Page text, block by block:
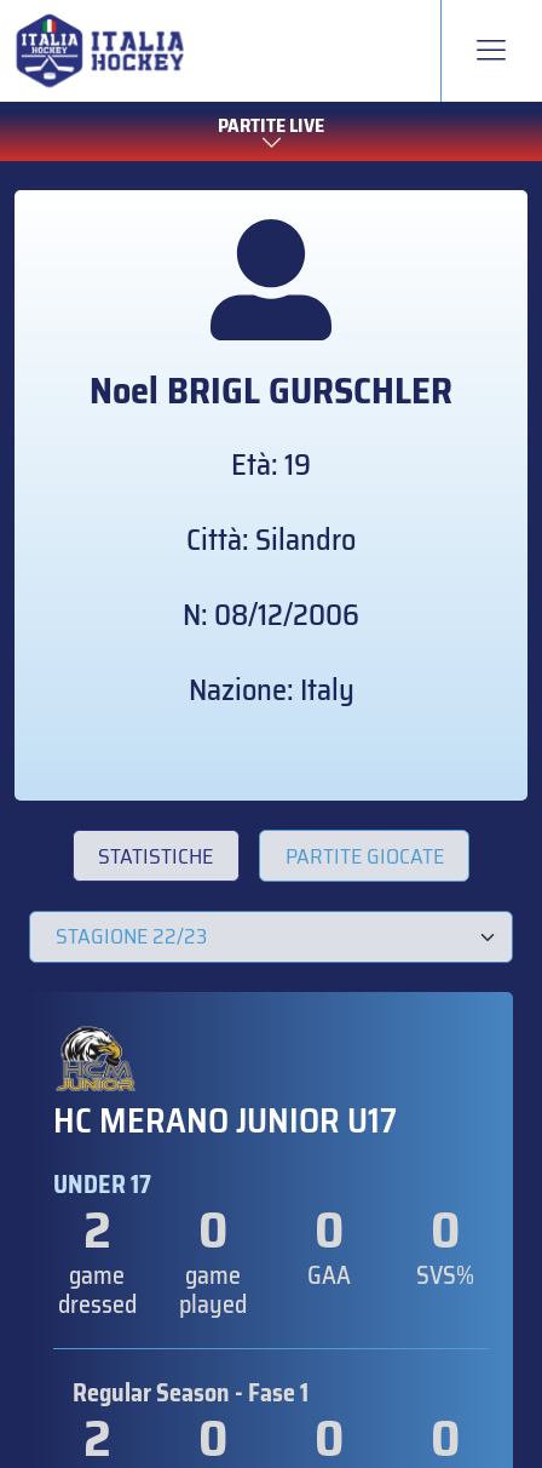
PARTITE LIVE
Noel BRIGL GURSCHLER
Età: 19
Città: Silandro
N: 08/12/2006
Nazione: Italy
STATISTICHE PARTITE GIOCATE
HC MERANO JUNIOR U17
UNDER 17
2
game
dressed
0
game
played
0
GAA
0
SVS%
Regular Season - Fase 1
2 0 0 0